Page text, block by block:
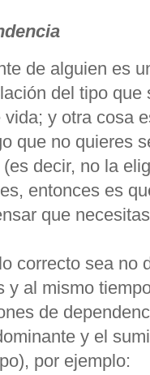
de alguien es
del tipo
y otra cosa
que no quieres
decir, no la
entonces es
que
correcto sea no
y al mismo
de
y el
por ejemplo: